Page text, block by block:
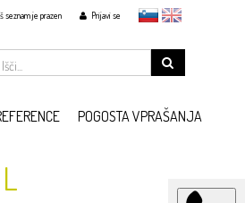
slovensko
EnglishPrijavi se
seznam je prazen
POGOSTA VPRAŠANJA